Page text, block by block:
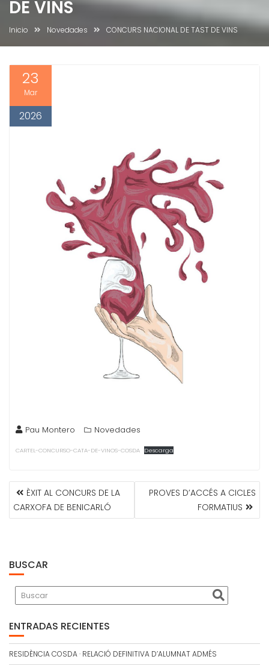
DE VINS
Inicio Novedades CONCURS NACIONAL DE TAST DE VINS
23
Mar
2026
Pau Montero Novedades
CARTEL-CONCURSO-CATA-DE-VINOS-COSDA Descarga
NAVEGACIÓN
DE
ENTRADAS
ÈXIT AL CONCURS DE LA
CARXOFA DE BENICARLÓ
PROVES D’ACCÉS A CICLES
FORMATIUS
BUSCAR
ENTRADAS RECIENTES
RESIDÈNCIA COSDA · RELACIÓ DEFINITIVA D’ALUMNAT ADMÉS